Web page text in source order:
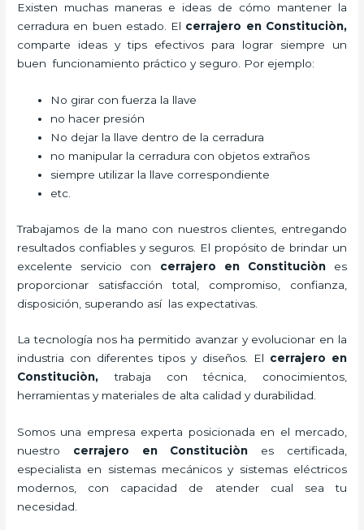
Existen muchas maneras e ideas de cómo mantener la
cerradura en buen estado. El cerrajero en Constituciòn,
comparte ideas y tips efectivos para lograr siempre un
buen funcionamiento práctico y seguro. Por ejemplo:
No girar con fuerza la llave
no hacer presión
No dejar la llave dentro de la cerradura
no manipular la cerradura con objetos extraños
siempre utilizar la llave correspondiente
etc.
Trabajamos de la mano con nuestros clientes, entregando
resultados confiables y seguros. El propósito de brindar un
excelente servicio con cerrajero en Constituciònes
proporcionar satisfacción total, compromiso, confianza,
disposición, superando así las expectativas.
La tecnología nos ha permitido avanzar y evolucionar en la
industria con diferentes tipos y diseños. El cerrajero en
Constituciòn,trabaja con técnica, conocimientos,
herramientas y materiales de alta calidad y durabilidad.
Somos una empresa experta posicionada en el mercado,
nuestro cerrajero en Constituciòn es certificada,
especialista en sistemas mecánicos y sistemas eléctricos
modernos, con capacidad de atender cual sea tu
necesidad.